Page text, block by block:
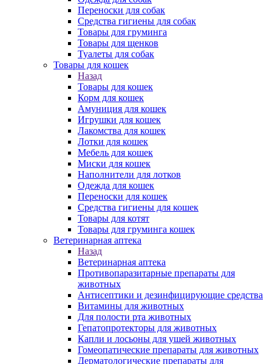
Переноски для собак
Средства гигиены для собак
Товары для груминга
Товары для щенков
Туалеты для собак
Товары для кошек
Назад
Товары для кошек
Корм для кошек
Амуниция для кошек
Игрушки для кошек
Лакомства для кошек
Лотки для кошек
Мебель для кошек
Миски для кошек
Наполнители для лотков
Одежда для кошек
Переноски для кошек
Средства гигиены для кошек
Товары для котят
Товары для груминга кошек
Ветеринарная аптека
Назад
Ветеринарная аптека
Противопаразитарные препараты для
животных
Антисептики и дезинфицирующие средства
Витамины для животных
Для полости рта животных
Гепатопротекторы для животных
Капли и лосьоны для ушей животных
Гомеопатические препараты для животных
Дерматологические препараты для